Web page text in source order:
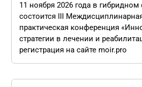
11 ноября 2026 года в
состоится III
практическая конференция
стратегии в лечении и
регистрация на сайте moir.pro